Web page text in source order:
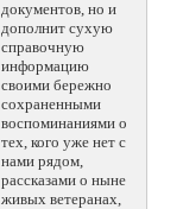
документов, но и
дополнит сухую
справочную
информацию
своими бережно
сохраненными
воспоминаниями о
тех, кого уже нет с
нами рядом,
рассказами о ныне
живых ветеранах,